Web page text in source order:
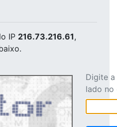
IP 216.73.216.61,
Digite
lado no